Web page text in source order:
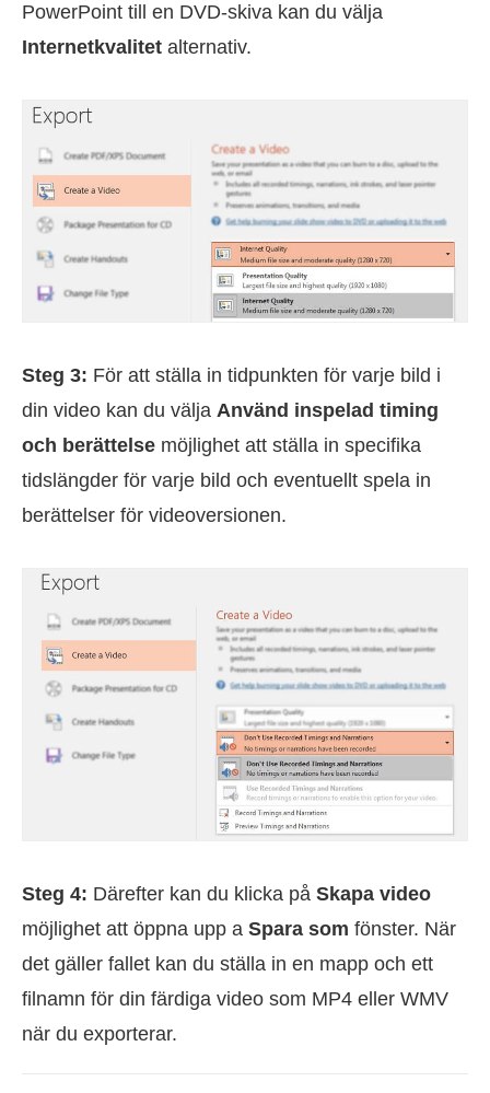
PowerPoint till en DVD-skiva kan du välja
Internetkvalitet alternativ.
Steg 3: För att ställa in tidpunkten för varje bild i
din video kan du välja Använd inspelad timing
och berättelse möjlighet att ställa in specifika
tidslängder för varje bild och eventuellt spela in
berättelser för videoversionen.
Steg 4: Därefter kan du klicka på Skapa video
möjlighet att öppna upp a Spara som fönster. När
det gäller fallet kan du ställa in en mapp och ett
filnamn för din färdiga video som MP4 eller WMV
när du exporterar.